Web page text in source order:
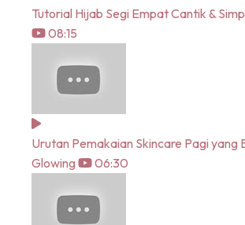
Tutorial Hijab Segi Empat Cantik &
08:15
Urutan Pemakaian Skincare Pagi yang
Glowing
06:30